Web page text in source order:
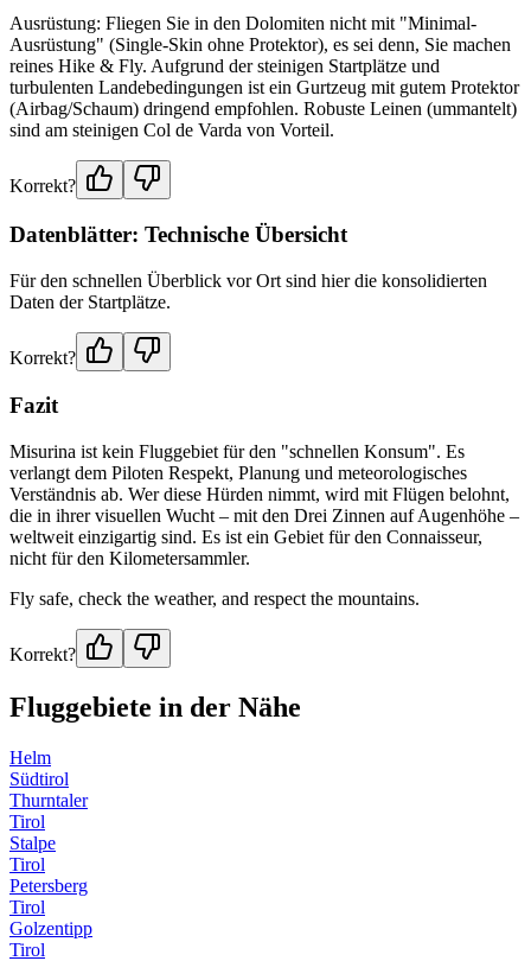
Ausrüstung: Fliegen Sie in den Dolomiten nicht mit "Minimal-
Ausrüstung" (Single-Skin ohne Protektor), es sei denn, Sie machen
reines Hike & Fly. Aufgrund der steinigen Startplätze und
turbulenten Landebedingungen ist ein Gurtzeug mit gutem Protektor
(Airbag/Schaum) dringend empfohlen. Robuste Leinen (ummantelt)
sind am steinigen Col de Varda von Vorteil.
Korrekt?
Datenblätter: Technische Übersicht
Für den schnellen Überblick vor Ort sind hier die konsolidierten
Daten der Startplätze.
Korrekt?
Fazit
Misurina ist kein Fluggebiet für den "schnellen Konsum". Es
verlangt dem Piloten Respekt, Planung und meteorologisches
Verständnis ab. Wer diese Hürden nimmt, wird mit Flügen belohnt,
die in ihrer visuellen Wucht – mit den Drei Zinnen auf Augenhöhe –
weltweit einzigartig sind. Es ist ein Gebiet für den Connaisseur,
nicht für den Kilometersammler.
Fly safe, check the weather, and respect the mountains.
Korrekt?
Fluggebiete in der Nähe
Helm
Südtirol
Thurntaler
Tirol
Stalpe
Tirol
Petersberg
Tirol
Golzentipp
Tirol